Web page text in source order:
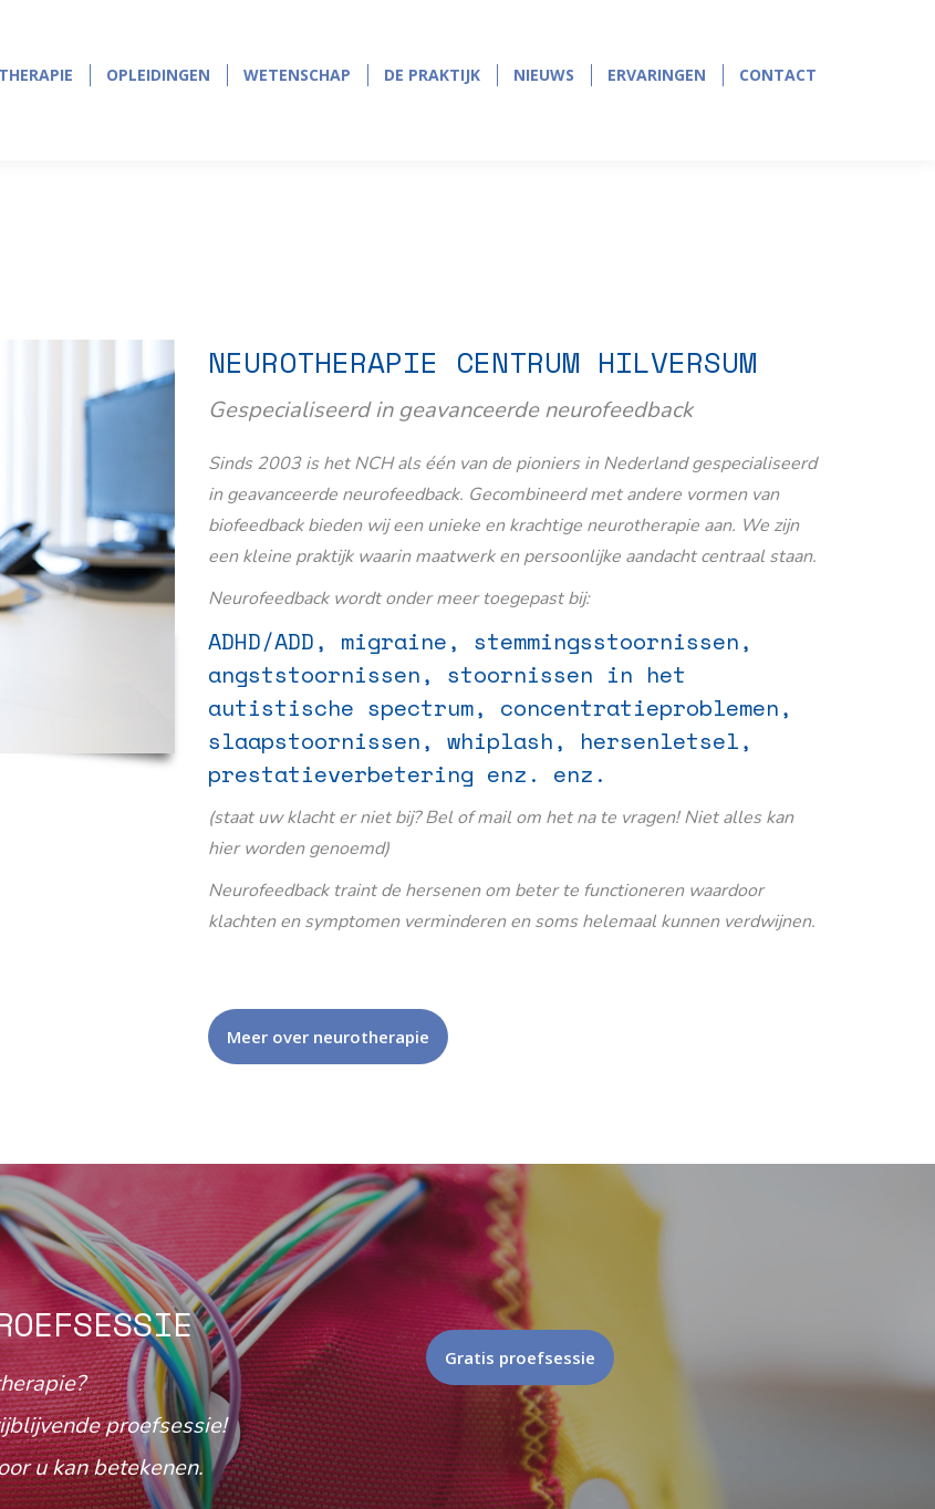
in
in
OPLEIDINGEN WETENSCHAP DE PRAKTIJK NIEUWS ERVARINGEN CONTACT
NEUROTHERAPIE CENTRUM HILVERSUM
Gespecialiseerd in geavanceerde neurofeedback
Sinds 2003 is het NCH als één van de pioniers in Nederland gespecialiseerd
in geavanceerde neurofeedback. Gecombineerd met andere vormen van
biofeedback bieden wij een unieke en krachtige neurotherapie aan. We zijn
een kleine praktijk waarin maatwerk en persoonlijke aandacht centraal staan.
Neurofeedback wordt onder meer toegepast bij:
ADHD/ADD, migraine, stemmingsstoornissen,
angststoornissen, stoornissen in het
autistische spectrum, concentratieproblemen,
slaapstoornissen, whiplash, hersenletsel,
prestatieverbetering enz. enz.
(staat uw klacht er niet bij? Bel of mail om het na te vragen! Niet alles kan
hier worden genoemd)
Neurofeedback traint de hersenen om beter te functioneren waardoor
klachten en symptomen verminderen en soms helemaal kunnen verdwijnen.
Meer over neurotherapie
proefsessie!
u kan betekenen.
Gratis proefsessie
OPLEIDINGEN WETENSCHAP DE PRAKTIJK NIEUWS ERVARINGEN CONTACT